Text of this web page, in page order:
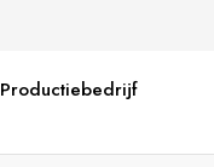
Productiebedrijf